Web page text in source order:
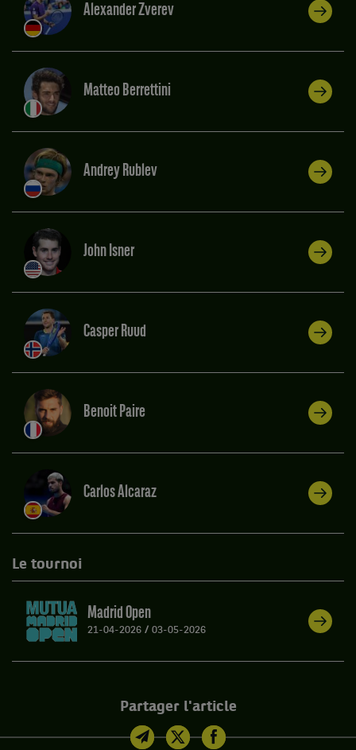
Alexander Zverev
Matteo Berrettini
Andrey Rublev
John Isner
Casper Ruud
Benoit Paire
Carlos Alcaraz
Le tournoi
Madrid Open
21-04-2026 / 03-05-2026
Partager l'article